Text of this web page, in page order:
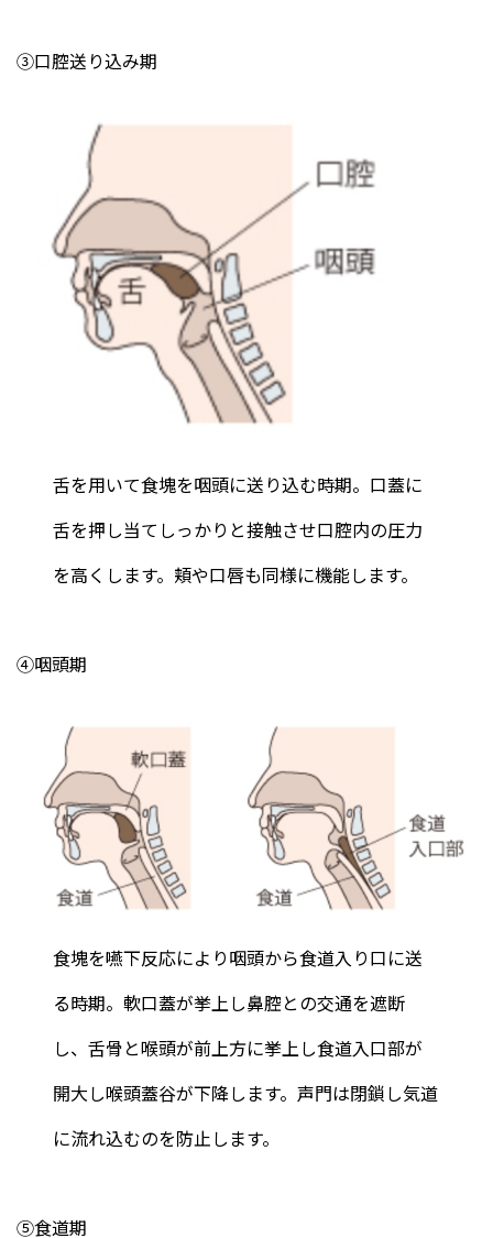
③口腔送り込み期
舌を用いて食塊を咽頭に送り込む時期。口蓋に
舌を押し当てしっかりと接触させ口腔内の圧力
を高くします。頬や口唇も同様に機能します。
④咽頭期
食塊を嚥下反応により咽頭から食道入り口に送
る時期。軟口蓋が挙上し鼻腔との交通を遮断
し、舌骨と喉頭が前上方に挙上し食道入口部が
開大し喉頭蓋谷が下降します。声門は閉鎖し気道
に流れ込むのを防止します。
⑤食道期